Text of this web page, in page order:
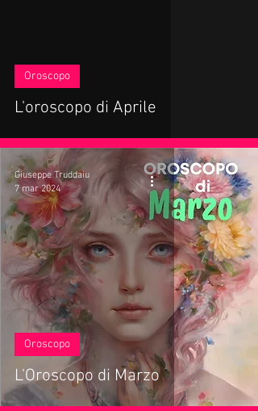
L'oroscopo di Aprile
Oroscopo
L'Oroscopo di Marzo
Oroscopo
Giuseppe Truddaiu
7 mar 2024